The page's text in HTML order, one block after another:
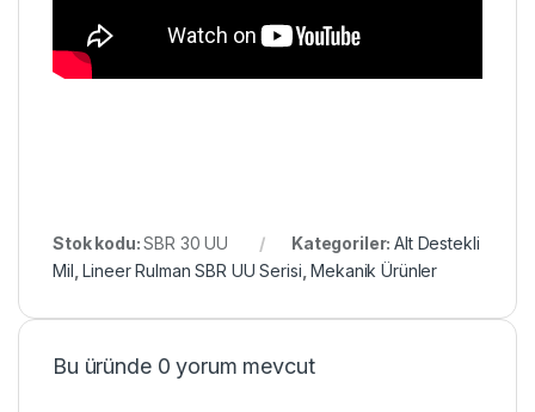
Stok kodu:SBR 30 UU Kategoriler:Alt Destekli
Mil , Lineer Rulman SBR UU Serisi, Mekanik Ürünler
Bu üründe 0 yorum mevcut